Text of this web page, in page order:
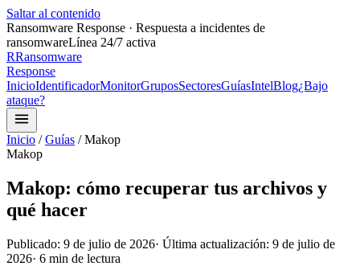
Saltar al contenido
Ransomware Response · Respuesta a incidentes de
ransomwareLínea 24/7 activa
RRansomware
Response
InicioIdentificadorMonitorGruposSectoresGuíasIntelBlog¿Bajo
ataque?
Inicio / Guías /Makop
Makop
Makop: cómo recuperar tus archivos y
qué hacer
Publicado: 9 de julio de 2026· Última actualización: 9 de julio de
2026· 6 min de lectura